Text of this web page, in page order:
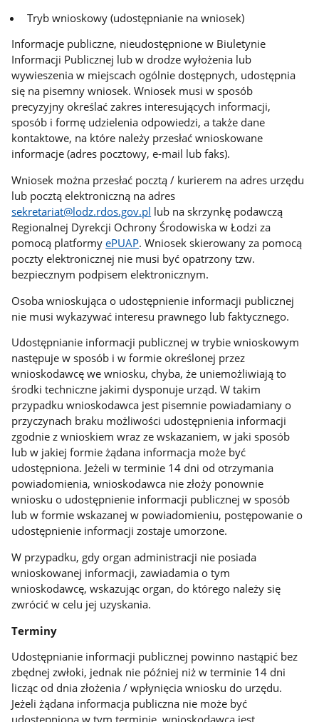
Tryb wnioskowy (udostępnianie na wniosek)
Informacje publiczne, nieudostępnione w Biuletynie
Informacji Publicznej lub w drodze wyłożenia lub
wywieszenia w miejscach ogólnie dostępnych, udostępnia
się na pisemny wniosek. Wniosek musi w sposób
precyzyjny określać zakres interesujących informacji,
sposób i formę udzielenia odpowiedzi, a także dane
kontaktowe, na które należy przesłać wnioskowane
informacje (adres pocztowy, e-mail lub faks).
Wniosek można przesłać pocztą / kurierem na adres urzędu
lub pocztą elektroniczną na adres
sekretariat@lodz.rdos.gov.pl lub na skrzynkę podawczą
Regionalnej Dyrekcji Ochrony Środowiska w Łodzi za
pomocą platformyePUAP. Wniosek skierowany za pomocą
poczty elektronicznej nie musi być opatrzony tzw.
bezpiecznym podpisem elektronicznym.
Osoba wnioskująca o udostępnienie informacji publicznej
nie musi wykazywać interesu prawnego lub faktycznego.
Udostępnianie informacji publicznej w trybie wnioskowym
następuje w sposób i w formie określonej przez
wnioskodawcę we wniosku, chyba, że uniemożliwiają to
środki techniczne jakimi dysponuje urząd. W takim
przypadku wnioskodawca jest pisemnie powiadamiany o
przyczynach braku możliwości udostępnienia informacji
zgodnie z wnioskiem wraz ze wskazaniem, w jaki sposób
lub w jakiej formie żądana informacja może być
udostępniona. Jeżeli w terminie 14 dni od otrzymania
powiadomienia, wnioskodawca nie złoży ponownie
wniosku o udostępnienie informacji publicznej w sposób
lub w formie wskazanej w powiadomieniu, postępowanie o
udostępnienie informacji zostaje umorzone.
W przypadku, gdy organ administracji nie posiada
wnioskowanej informacji, zawiadamia o tym
wnioskodawcę, wskazując organ, do którego należy się
zwrócić w celu jej uzyskania.
Terminy
Udostępnianie informacji publicznej powinno nastąpić bez
zbędnej zwłoki, jednak nie później niż w terminie 14 dni
licząc od dnia złożenia / wpłynięcia wniosku do urzędu.
Jeżeli żądana informacja publiczna nie może być